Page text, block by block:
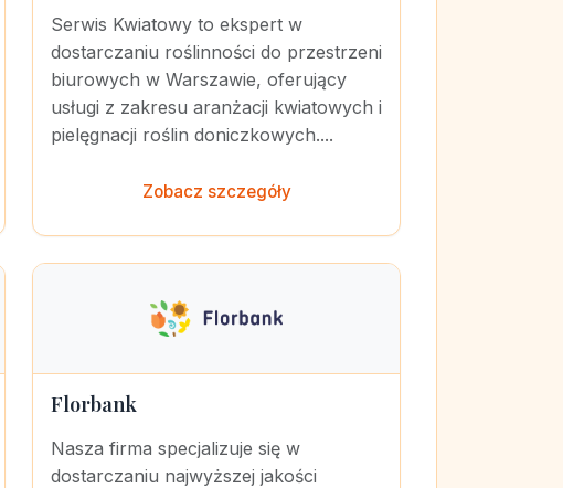
Serwis Kwiatowy to ekspert w
dostarczaniu roślinności do przestrzeni
biurowych w Warszawie, oferujący
usługi z zakresu aranżacji kwiatowych i
pielęgnacji roślin doniczkowych....
Zobacz szczegóły
Florbank
Nasza firma specjalizuje się w
dostarczaniu najwyższej jakości